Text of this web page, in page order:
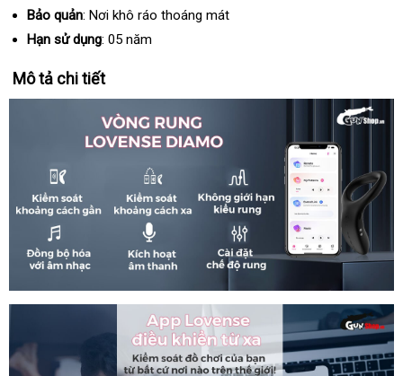
Bảo quản: Nơi khô ráo thoáng mát
Hạn sử dụng: 05 năm
Mô tả chi tiết
dương